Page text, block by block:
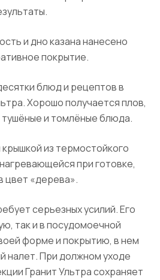
и дно казана нанесено
покрытие.
блюд и рецептов в
Хорошо получается плов,
и томлёные блюда.
из термостойкого
при готовке,
цвет «дерева».
серьезных усилий. Его
так и в посудомоечной
форме и покрытию, в нем
налет. При должном уходе
ГранитУльтра сохраняет